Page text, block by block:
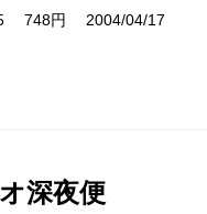
5 748円 2004/04/17
深夜便